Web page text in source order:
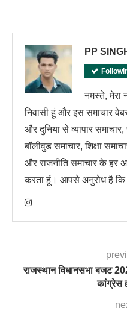
PP
नमस्ते, मेरा
निवासी हूं और इस समाचार
और दुनिया से व्यापार
बॉलीवुड समाचार, शिक्षा
और राजनीति समाचार के हर
करता हूं। आपसे अनुरोध है कि
राजस्थान विधानसभा बजट
कांग्रेस